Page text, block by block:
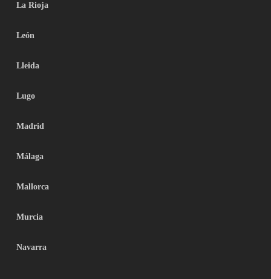
La Rioja
León
Lleida
Lugo
Madrid
Málaga
Mallorca
Murcia
Navarra